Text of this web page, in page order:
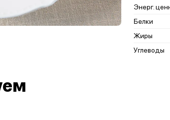
Энерг.
Белки
Жиры
Углеводы